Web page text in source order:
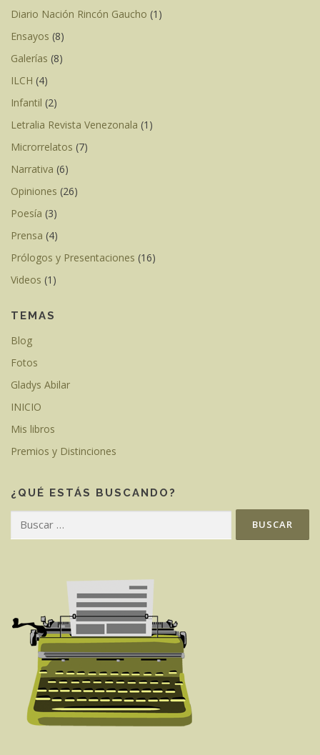
Diario Nación Rincón Gaucho (1)
Ensayos (8)
Galerías (8)
ILCH (4)
Infantil (2)
Letralia Revista Venezonala (1)
Microrrelatos (7)
Narrativa (6)
Opiniones (26)
Poesía (3)
Prensa (4)
Prólogos y Presentaciones (16)
Videos (1)
TEMAS
Blog
Fotos
Gladys Abilar
INICIO
Mis libros
Premios y Distinciones
¿QUÉ ESTÁS BUSCANDO?